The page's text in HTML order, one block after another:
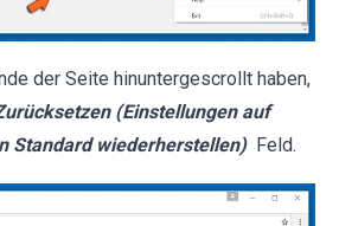
der Seite hinuntergescrollt haben,
(Einstellungen auf
Standard wiederherstellen) Feld.